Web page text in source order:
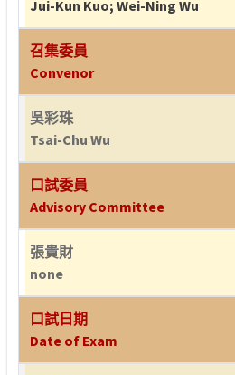
Jui-Kun Kuo; Wei-Ning Wu
召集委員
Convenor
吳彩珠
Tsai-Chu Wu
口試委員
Advisory Committee
張貴財
none
口試日期
Date of Exam